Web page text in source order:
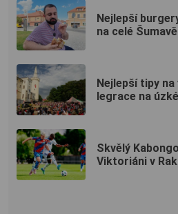
Nejlepší
na celé
Nejlepší tipy
legrace na
Skvělý
Viktoriáni v